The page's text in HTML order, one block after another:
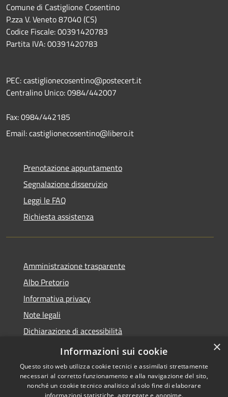
Comune di Castiglione Cosentino
P.zza V. Veneto 87040 (CS)
Codice Fiscale: 00391420783
Partita IVA: 00391420783
PEC: castiglionecosentino@postecert.it
Centralino Unico: 0984/442007
Fax: 0984/442185
Email: castiglionecosentino@libero.it
Prenotazione appuntamento
Segnalazione disservizio
Leggi le FAQ
Richiesta assistenza
Amministrazione trasparente
Albo Pretorio
Informativa privacy
Note legali
Dichiarazione di accessibilità
Feedback e Recapiti
×
Informazioni sui cookie
Questo sito web utilizza cookie tecnici e assimilati strettamente
necessari al corretto funzionamento e alla navigazione del sito,
nonché un cookie tecnico analitico al solo fine di elaborare
informazioni statistiche, aggregate e anonime.